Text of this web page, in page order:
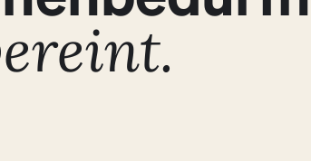
und Business-
zwei Welten, die